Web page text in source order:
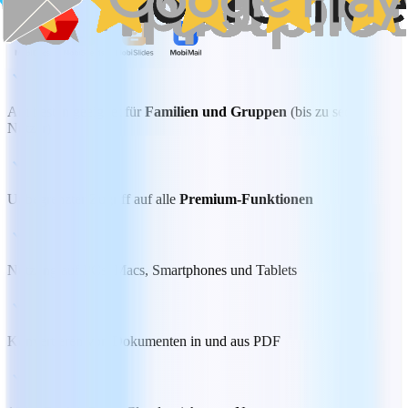
Am besten geeignet für Familien und Gruppen (bis zu sechs
Nutzer)
Unbegrenzter Zugriff auf alle Premium-Funktionen
Nutzung auf PCs, Macs, Smartphones und Tablets
Konvertieren von Dokumenten in und aus PDF